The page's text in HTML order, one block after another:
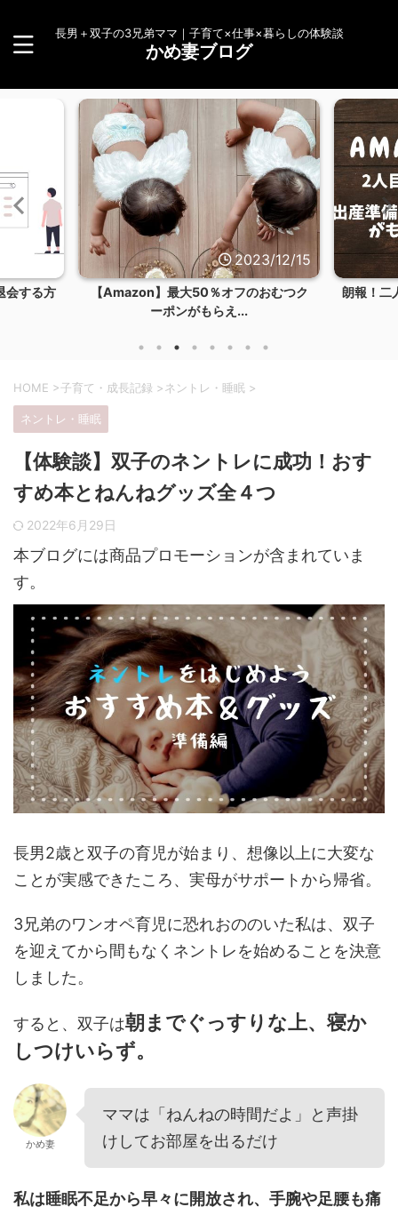
長男＋双子の3兄弟ママ｜子育て×仕事×暮らしの体験談
かめ妻ブログ
12/15
むつク
2023/12/14
朗報！二人目もAmazonらくらくベビー
お試しBOXを...
【体験談
HOME >子育て・成長記録 >ネントレ・睡眠 >
ネントレ・睡眠
【体験談】双子のネントレに成功！おす
すめ本とねんねグッズ全４つ
2022年6月29日
本ブログには商品プロモーションが含まれていま
す。
長男2歳と双子の育児が始まり、想像以上に大変な
ことが実感できたころ、実母がサポートから帰省。
3兄弟のワンオペ育児に恐れおののいた私は、双子
を迎えてから間もなくネントレを始めることを決意
しました。
すると、双子は朝までぐっすりな上、寝か
しつけいらず。
かめ妻
ママは「ねんねの時間だよ」と声掛
けしてお部屋を出るだけ
私は睡眠不足から早々に開放され、手腕や足腰も痛